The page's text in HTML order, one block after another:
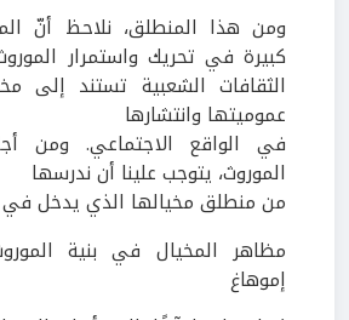
ومن هذا المنطلق، نلاحظ أنّ
كبيرة في تحريك واستمرار
الثقافات الشعبية تستند إلى
عموميتها وانتشارها
في الواقع الاجتماعي. ومن
الموروث، يتوجب علينا أن ندرسها
من منطلق مخيالها الذي يدخل
مظاهر المخيال في بنية
إموهاغ